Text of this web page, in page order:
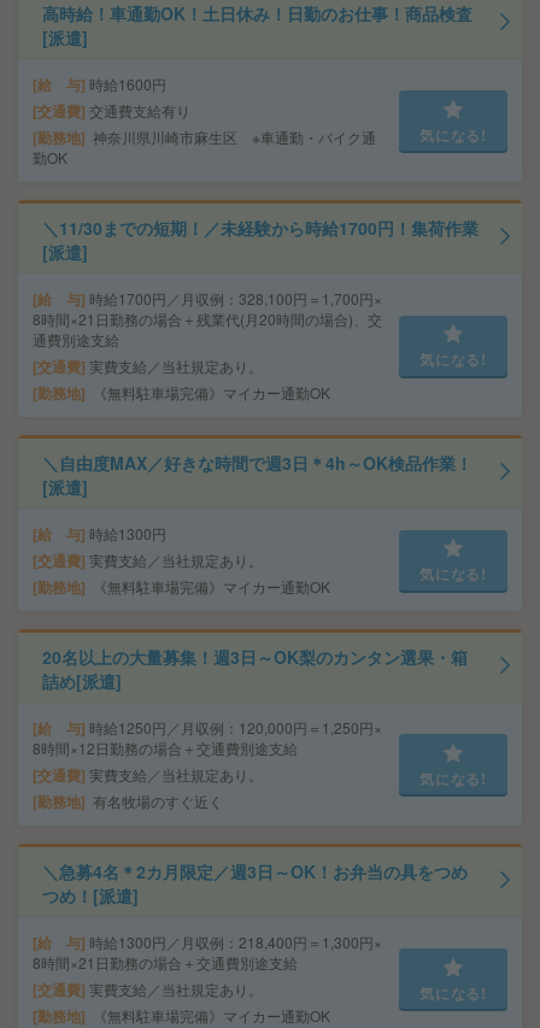
高時給！車通勤OK！土日休み！日勤のお仕事！商品検査
[派遣]
給 与 時給1600円
交通費 交通費支給有り
勤務地 神奈川県川崎市麻生区 ※車通勤・バイク通
勤OK
気になる!
＼11/30までの短期！／未経験から時給1700円！集荷作業
[派遣]
給 与 時給1700円／月収例：328,100円＝1,700円×
8時間×21日勤務の場合＋残業代(月20時間の場合)、交
通費別途支給
交通費 実費支給／当社規定あり。
勤務地 《無料駐車場完備》マイカー通勤OK
気になる!
＼自由度MAX／好きな時間で週3日＊4h～OK検品作業！
[派遣]
給 与 時給1300円
交通費 実費支給／当社規定あり。
勤務地 《無料駐車場完備》マイカー通勤OK
気になる!
20名以上の大量募集！週3日～OK梨のカンタン選果・箱
詰め[派遣]
給 与 時給1250円／月収例：120,000円＝1,250円×
8時間×12日勤務の場合＋交通費別途支給
交通費 実費支給／当社規定あり。
勤務地 有名牧場のすぐ近く
気になる!
＼急募4名＊2カ月限定／週3日～OK！お弁当の具をつめ
つめ！[派遣]
給 与 時給1300円／月収例：218,400円＝1,300円×
8時間×21日勤務の場合＋交通費別途支給
交通費 実費支給／当社規定あり。
勤務地 《無料駐車場完備》マイカー通勤OK
気になる!